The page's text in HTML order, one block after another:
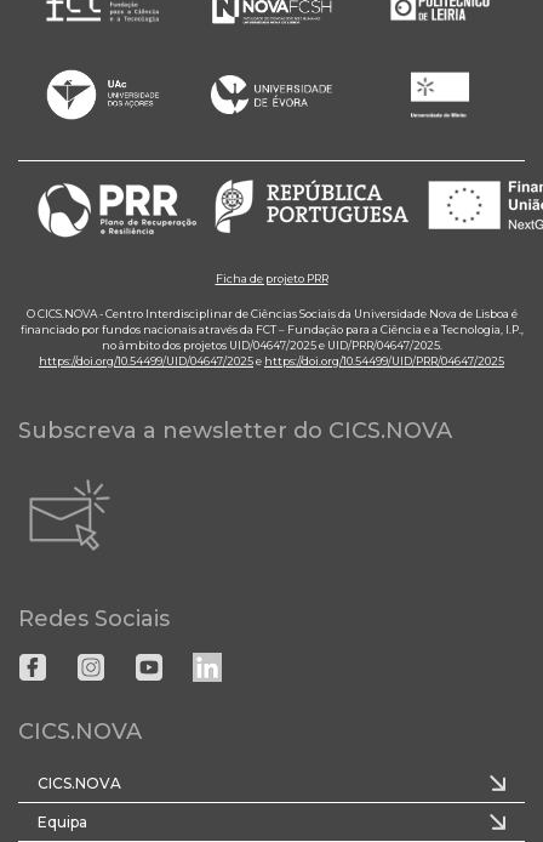
Ficha de projeto PRR
O CICS.NOVA - Centro Interdisciplinar de Ciências Sociais da Universidade Nova de Lisboa é
financiado por fundos nacionais através da FCT – Fundação para a Ciência e a Tecnologia, I.P.,
no âmbito dos projetos UID/04647/2025 e UID/PRR/04647/2025.
https://doi.org/10.54499/UID/04647/2025e https://doi.org/10.54499/UID/PRR/04647/2025
Subscreva a newsletter do CICS.NOVA
Redes Sociais
CICS.NOVA
CICS.NOVA
Equipa